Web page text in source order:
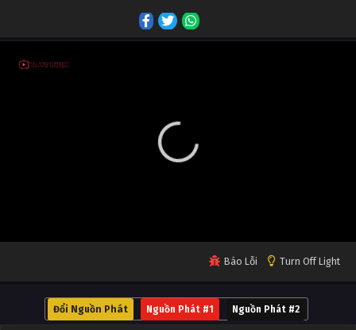
Báo Lỗi Turn Off Light
Đổi Nguồn Phát Nguồn Phát #1 Nguồn Phát #2
Thôn Tính Bầu Trời Tập 80
Thôn Tính Bầu Trời Tập 78
Thôn Tính Bầu Trời Tập 77